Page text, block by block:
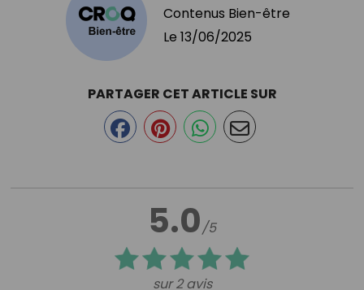
Contenus Bien-être
Le 13/06/2025
5.0/5
sur 2 avis
PARTAGER CET ARTICLE SUR